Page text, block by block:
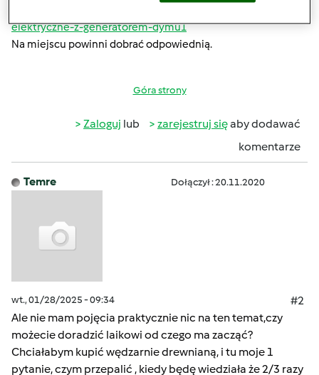
elektryczne-z-generatorem-dymu1
Na miejscu powinni dobrać odpowiednią.
Góra strony
Zaloguj lub zarejestruj sięaby dodawać
komentarze
Temre Dołączył : 20.11.2020
wt., 01/28/2025 - 09:34
#2
Ale nie mam pojęcia praktycznie nic na ten temat,czy
możecie doradzić laikowi od czego ma zacząć?
Chciałabym kupić wędzarnie drewnianą, i tu moje 1
pytanie, czym przepalić , kiedy będę wiedziała że 2/3 razy